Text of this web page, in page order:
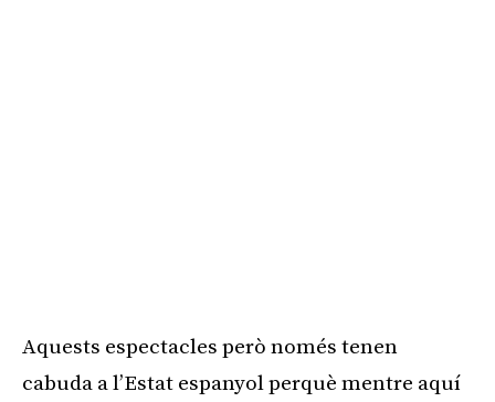
Aquests espectacles però només tenen
cabuda a l’Estat espanyol perquè mentre aquí